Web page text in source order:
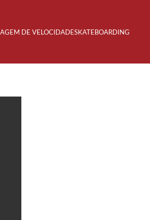
DE VELOCIDADESKATEBOARDING